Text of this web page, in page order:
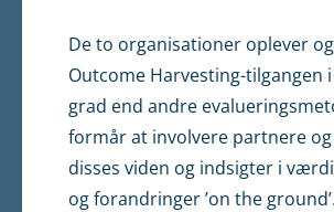
De to organisationer oplever
Outcome Harvesting-tilgangen
grad end andre
formår at involvere partnere
disses viden og indsigter i
og forandringer ’on the ground’.